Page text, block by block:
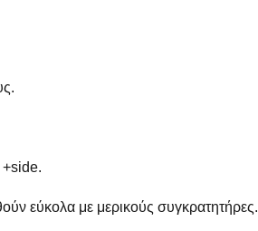
+side.
εύκολα με μερικούς συγκρατητήρες.